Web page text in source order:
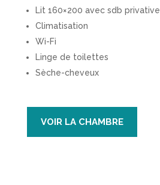
Lit 160×200 avec sdb privative
Climatisation
Wi-Fi
Linge de toilettes
Sèche-cheveux
VOIR LA CHAMBRE